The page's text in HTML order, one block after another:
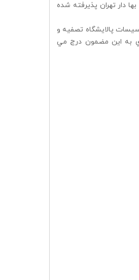
شركت از سال 1341 در سازمان بورس اوراق بها دار تهران پذيرفته شده
كرج اقدام با ايجاد تاسيسات پالايشگاه تصفيه و
و در دو سال بعد، در تاريخ سوم دي ماه 1339 روزنامه كيهان در شماره 5254، خبري به اين مضمون درج مي